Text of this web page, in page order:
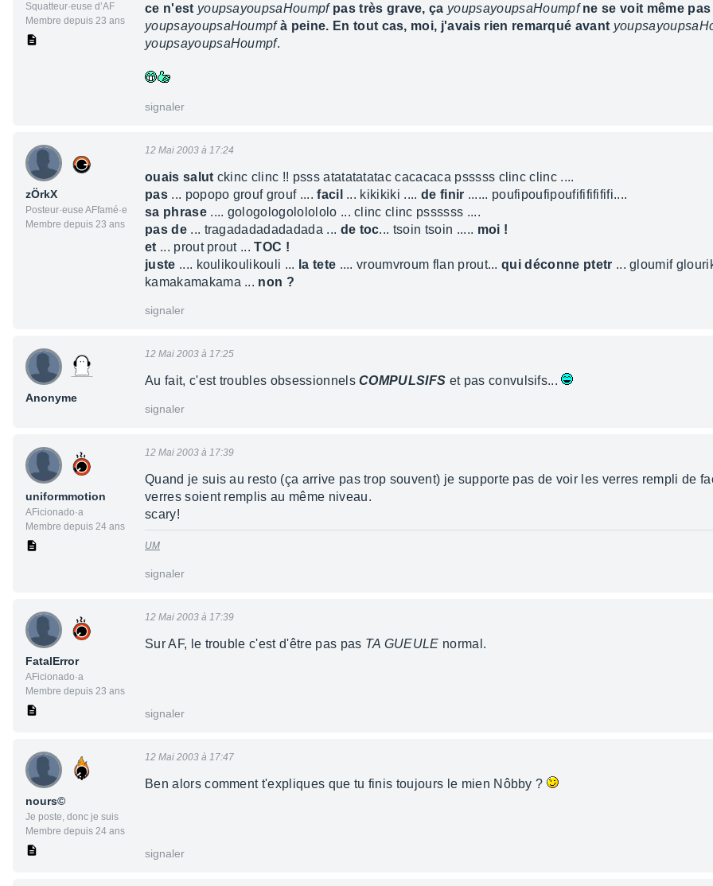
Squatteur·euse d’AF
Membre depuis 23 ans
ce n'est youpsayoupsaHoumpf pas très grave, ça youpsayoupsaHoumpf ne se voit même
youpsayoupsaHoumpf à peine. En tout cas, moi, j'avais rien remarqué avant
youpsayoupsaHoumpf.
signaler
zÖrkX
Posteur·euse AFfamé·e
Membre depuis 23 ans
12 Mai 2003 à 17:24
ouais salut ckinc clinc !! psss atatatatatac cacacaca psssss clinc clinc ....
pas... popopo grouf grouf ....facil ... kikikiki .... de finir ...... poufipoufipoufifififififi....
sa phrase.... gologologololololo ... clinc clinc pssssss ....
pas de... tragadadadadadada ... de toc... tsoin tsoin ..... moi !
et ... prout prout ...TOC !
juste .... koulikoulikouli ... la tete .... vroumvroum flan prout...qui déconne ptetr ... gloumif
kamakamakama ... non ?
signaler
Anonyme
12 Mai 2003 à 17:25
Au fait, c'est troubles obsessionnelsCOMPULSIFS et pas convulsifs...
signaler
uniformmotion
AFicionado·a
Membre depuis 24 ans
12 Mai 2003 à 17:39
Quand je suis au resto (ça arrive pas trop souvent) je supporte pas de voir les verres rempli de
verres soient remplis au même niveau.
scary!
UM
signaler
FatalError
AFicionado·a
Membre depuis 23 ans
12 Mai 2003 à 17:39
Sur AF, le trouble c'est d'être pas pas TA GUEULE normal.
signaler
nours©
Je poste, donc je suis
Membre depuis 24 ans
12 Mai 2003 à 17:47
Ben alors comment t'expliques que tu finis toujours le mien Nôbby ?
signaler